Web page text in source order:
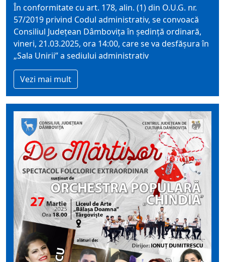
În conformitate cu art. 178, alin. (1) din O.U.G. nr.
57/2019 privind Codul administrativ, se convoacă
Consiliul Judeţean Dâmboviţa în şedinţă ordinară,
vineri, 21.03.2025, ora 14:00, care se va desfăşura în
„Sala Unirii” a sediului administrativ
Vezi mai mult